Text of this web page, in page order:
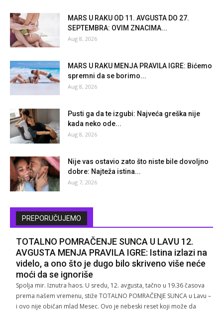
MARS U RAKU OD 11. AVGUSTA DO 27.
SEPTEMBRA: OVIM ZNACIMA...
Aug 8, 2026
MARS U RAKU MENJA PRAVILA IGRE: Bićemo
spremni da se borimo...
Aug 8, 2026
Pusti ga da te izgubi: Najveća greška nije
kada neko ode...
Aug 8, 2026
Nije vas ostavio zato što niste bile dovoljno
dobre: Najteža istina...
Aug 7, 2026
PREPORUČUJEMO
TOTALNO POMRAČENJE SUNCA U LAVU 12.
AVGUSTA MENJA PRAVILA IGRE: Istina izlazi na
videlo, a ono što je dugo bilo skriveno više neće
moći da se ignoriše
Spolja mir. Iznutra haos. U sredu, 12. avgusta, tačno u 19.36 časova
prema našem vremenu, stiže TOTALNO POMRAČENJE SUNCA u Lavu –
i ovo nije običan mlad Mesec. Ovo je nebeski reset koji može da